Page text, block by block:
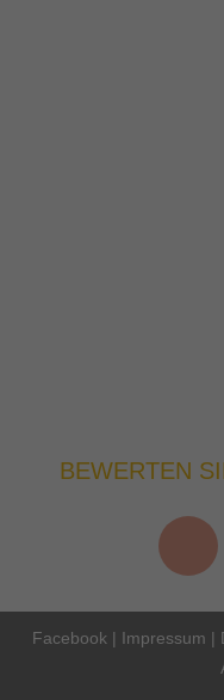
BEWERTEN
Facebook | Impressum |